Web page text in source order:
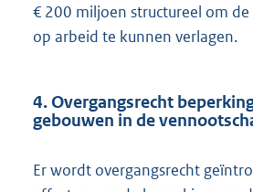
€ 200 miljoen structureel om
op arbeid te kunnen verlagen.
4. Overgangsrecht
gebouwen in de
Er wordt overgangsrecht